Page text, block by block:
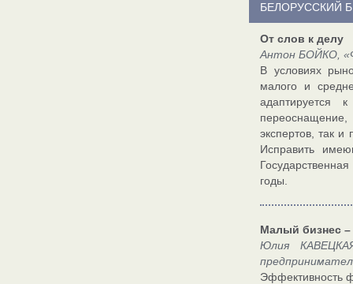
БЕЛОРУССКИЙ
От слов к делу
Антон БОЙКО,
В условиях
малого и
адаптируется
экспертов, так
Исправить
годы.
Малый бизнес
Юлия
Эффективность